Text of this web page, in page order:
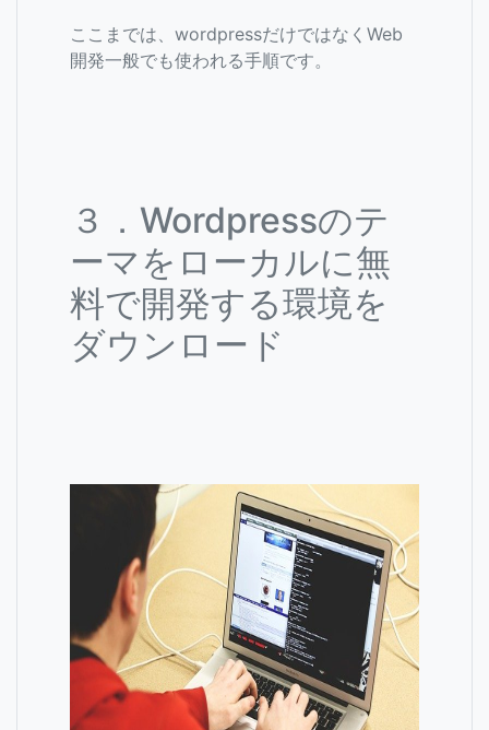
ここまでは、wordpressだけではなくWeb
開発一般でも使われる手順です。
３．Wordpressのテ
ーマをローカルに無
料で開発する環境を
ダウンロード